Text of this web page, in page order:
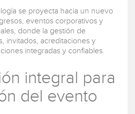
se proyecta hacia un nuevo
eventos corporativos y
donde la gestión de
invitados, acreditaciones y
integradas y confiables.
integral para
del evento